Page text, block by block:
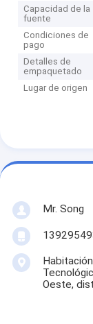
Capacidad de la
fuente
Condiciones de
pago
Detalles de
empaquetado
Lugar de origen
Mr. Song
Oeste,